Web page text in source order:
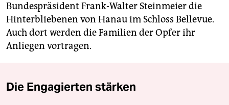
Bundespräsident Frank-Walter Steinmeier die
Hinterbliebenen von Hanau im Schloss Bellevue.
Auch dort werden die Familien der Opfer ihr
Anliegen vortragen.
Die Engagierten stärken